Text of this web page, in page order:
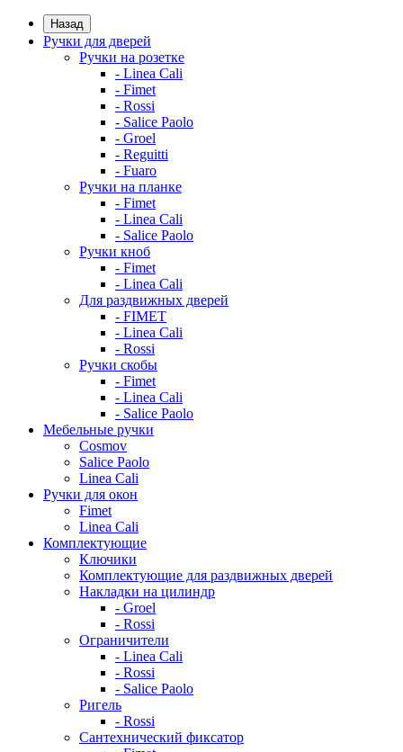
Назад
Ручки для дверей
Ручки на розетке
- Linea Cali
- Fimet
- Rossi
- Salice Paolo
- Groel
- Reguitti
- Fuaro
Ручки на планке
- Fimet
- Linea Cali
- Salice Paolo
Ручки кноб
- Fimet
- Linea Cali
Для раздвижных дверей
- FIMET
- Linea Cali
- Rossi
Ручки скобы
- Fimet
- Linea Cali
- Salice Paolo
Мебельные ручки
Cosmov
Salice Paolo
Linea Cali
Ручки для окон
Fimet
Linea Cali
Комплектующие
Ключики
Комплектующие для раздвижных дверей
Накладки на цилиндр
- Groel
- Rossi
Ограничители
- Linea Cali
- Rossi
- Salice Paolo
Ригель
- Rossi
Сантехнический фиксатор